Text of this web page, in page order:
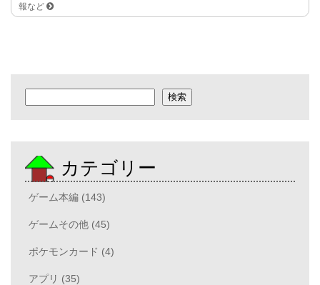
報など
検索
カテゴリー
ゲーム本編 (143)
ゲームその他 (45)
ポケモンカード (4)
アプリ (35)